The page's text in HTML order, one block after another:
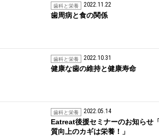
歯科と栄養 2022.11.22
歯周病と食の関係
歯科と栄養 2022.10.31
健康な歯の維持と健康寿命
歯科と栄養 2022.05.14
Eatreat後援セミナーのお知らせ
質向上のカギは栄養！」